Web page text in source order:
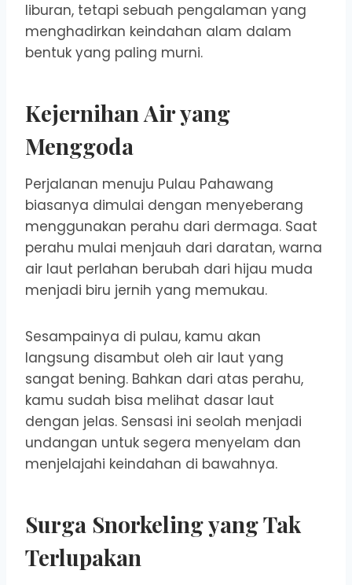
liburan, tetapi sebuah pengalaman yang
menghadirkan keindahan alam dalam
bentuk yang paling murni.
Kejernihan Air yang
Menggoda
Perjalanan menuju Pulau Pahawang
biasanya dimulai dengan menyeberang
menggunakan perahu dari dermaga. Saat
perahu mulai menjauh dari daratan, warna
air laut perlahan berubah dari hijau muda
menjadi biru jernih yang memukau.
Sesampainya di pulau, kamu akan
langsung disambut oleh air laut yang
sangat bening. Bahkan dari atas perahu,
kamu sudah bisa melihat dasar laut
dengan jelas. Sensasi ini seolah menjadi
undangan untuk segera menyelam dan
menjelajahi keindahan di bawahnya.
Surga Snorkeling yang Tak
Terlupakan